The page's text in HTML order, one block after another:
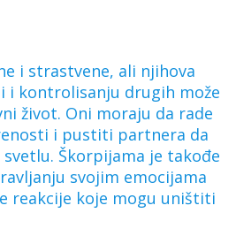
i strastvene, ali njihova
i kontrolisanju drugih može
život. Oni moraju da rade
i pustiti partnera da
Škorpijama je takođe
svojim emocijama
reakcije koje mogu uništiti